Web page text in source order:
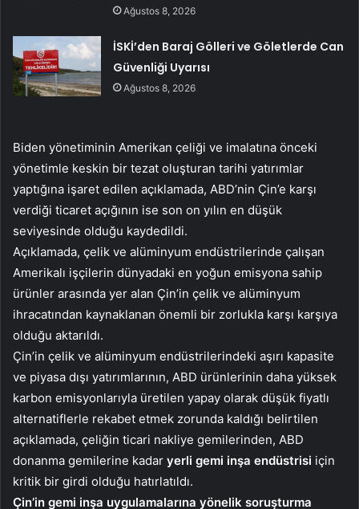
Ağustos 8, 2026
İSKİ’den Baraj Gölleri ve Göletlerde Can
Güvenliği Uyarısı
Ağustos 8, 2026
Biden yönetiminin Amerikan çeliği ve imalatına önceki
yönetimle keskin bir tezat oluşturan tarihi yatırımlar
yaptığına işaret edilen açıklamada, ABD’nin Çin’e karşı
verdiği ticaret açığının ise son on yılın en düşük
seviyesinde olduğu kaydedildi.
Açıklamada, çelik ve alüminyum endüstrilerinde çalışan
Amerikalı işçilerin dünyadaki en yoğun emisyona sahip
ürünler arasında yer alan Çin’in çelik ve alüminyum
ihracatından kaynaklanan önemli bir zorlukla karşı karşıya
olduğu aktarıldı.
Çin’in çelik ve alüminyum endüstrilerindeki aşırı kapasite
ve piyasa dışı yatırımlarının, ABD ürünlerinin daha yüksek
karbon emisyonlarıyla üretilen yapay olarak düşük fiyatlı
alternatiflerle rekabet etmek zorunda kaldığı belirtilen
açıklamada, çeliğin ticari nakliye gemilerinden, ABD
donanma gemilerine kadar yerli gemi inşa endüstrisi için
kritik bir girdi olduğu hatırlatıldı.
Çin’in gemi inşa uygulamalarına yönelik soruşturma